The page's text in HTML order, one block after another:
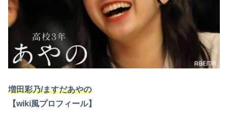
増田彩乃/ますだあやの
【wiki風プロフィール】